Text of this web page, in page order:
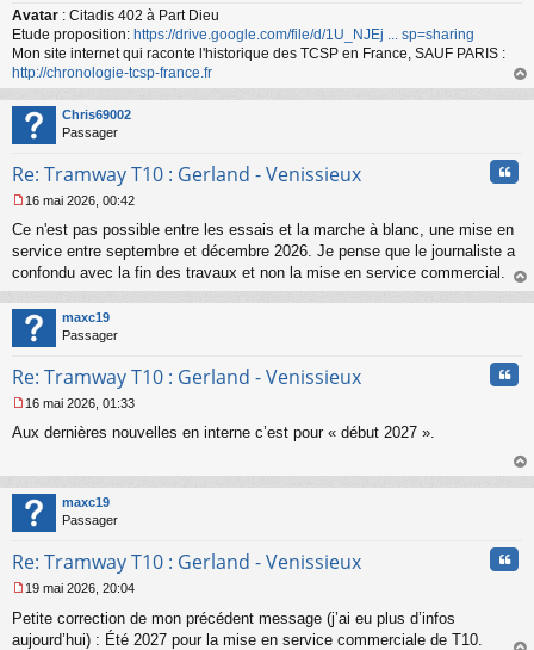
Avatar : Citadis 402 à Part Dieu
Etude proposition: https://drive.google.com/file/d/1U_NJEj ... sp=sharing
Mon site internet qui raconte l'historique des TCSP en France, SAUF PARIS :
http://chronologie-tcsp-france.fr
au
Chris69002
Passager
Re: Tramway T10 : Gerland - Venissieux
e
s
s
g
e
n
n
u
16 mai 2026, 00:42
Ce n'est pas possible entre les essais et la marche à blanc, une mise en
service entre septembre et décembre 2026. Je pense que le journaliste a
confondu avec la fin des travaux et non la mise en service commercial.
au
maxc19
Passager
Re: Tramway T10 : Gerland - Venissieux
e
a
g
e
o
l
u
16 mai 2026, 01:33
Aux dernières nouvelles en interne c’est pour « début 2027 ».
au
maxc19
Passager
Re: Tramway T10 : Gerland - Venissieux
e
s
19 mai 2026, 20:04
Petite correction de mon précédent message (j’ai eu plus d’infos
aujourd’hui) : Été 2027 pour la mise en service commerciale de T10.